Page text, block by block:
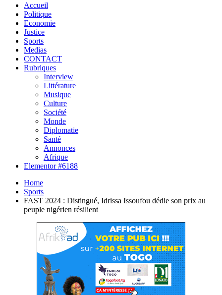
Accueil
Politique
Economie
Justice
Sports
Medias
CONTACT
Rubriques
Interview
Littérature
Musique
Culture
Société
Monde
Diplomatie
Santé
Annonces
Afrique
Elementor #6188
Home
Sports
FAST 2024 : Distingué, Idrissa Issoufou dédie son prix au
peuple nigérien résilient